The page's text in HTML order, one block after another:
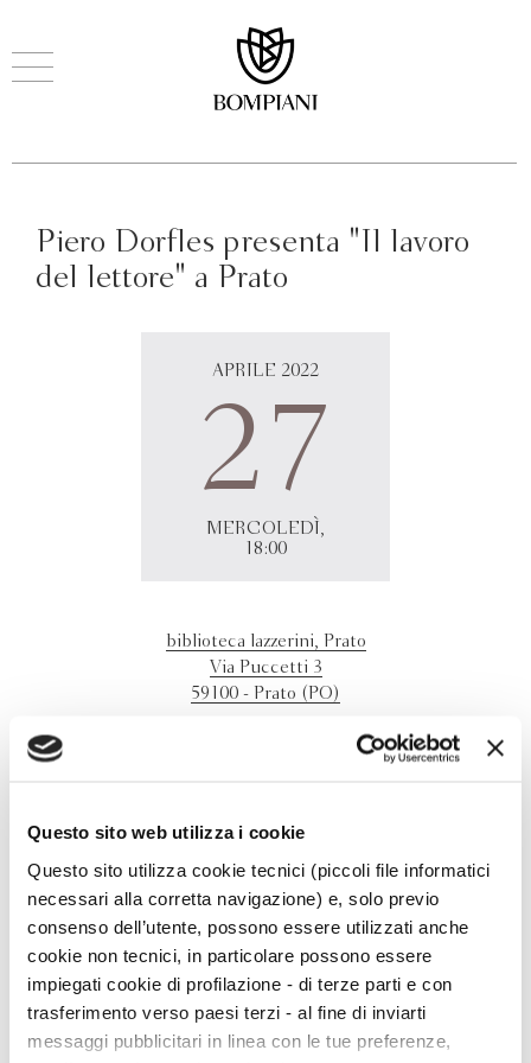
Questo sito web utilizza i cookie
Questo sito utilizza cookie tecnici (piccoli file informatici
necessari alla corretta navigazione) e, solo previo
consenso dell’utente, possono essere utilizzati anche
cookie non tecnici, in particolare possono essere
impiegati cookie di profilazione - di terze parti e con
trasferimento verso paesi terzi - al fine di inviarti
messaggi pubblicitari in linea con le tue preferenze,
Piero Dorfles presenta "Il lavoro
del lettore" a Prato
APRILE 2022
27
MERCOLEDÌ,
18:00
biblioteca lazzerini, Prato
Via Puccetti 3
59100 - Prato (PO)
Piero Dorfles presenta "Il lavoro del lettore"